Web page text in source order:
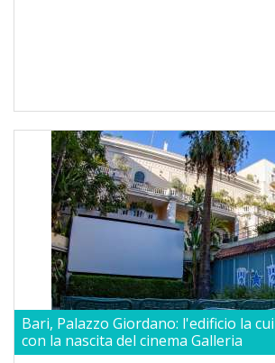
Bari, Palazzo Giordano: l'edificio la
con la nascita del cinema Galleria